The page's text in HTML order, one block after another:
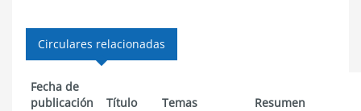
Circulares relacionadas
Fecha de
publicación
Título Temas
Resumen